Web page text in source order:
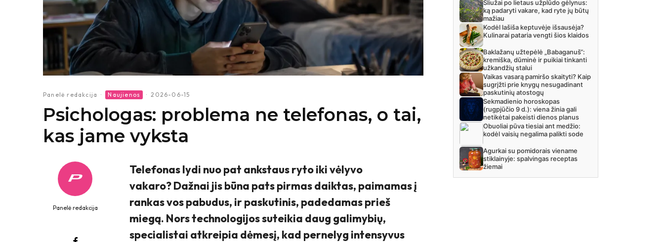
Panelė redakcija · Naujienos · 2026-06-15
Psichologas: problema ne telefonas, o tai,
kas jame vyksta
Panelė redakcija
Telefonas lydi nuo pat ankstaus ryto iki vėlyvo
vakaro? Dažnai jis būna pats pirmas daiktas, paimamas į
rankas vos pabudus, ir paskutinis, padedamas prieš
miegą. Nors technologijos suteikia daug galimybių,
specialistai atkreipia dėmesį, kad pernelyg intensyvus